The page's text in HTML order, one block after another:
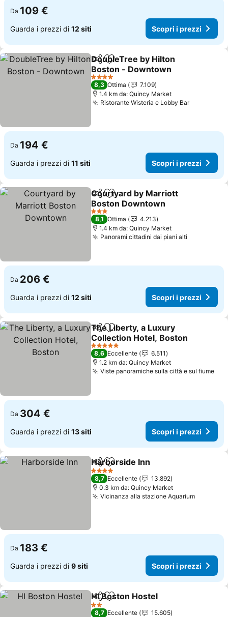
Da 109 €
Guarda i prezzi di 12 siti Scopri i prezzi
CondividiAggiungi ai preferiti
DoubleTree by Hilton
Boston - Downtown
4 Stelle
8,3 Ottima
7.109
1.4 km da: Quincy Market
Ristorante Wisteria e Lobby Bar
Da 194 €
Guarda i prezzi di 11 siti Scopri i prezzi
CondividiAggiungi ai preferiti
Courtyard by Marriott
Boston Downtown
3 Stelle
8,1 Ottima
4.213
1.4 km da: Quincy Market
Panorami cittadini dai piani alti
Da 206 €
Guarda i prezzi di 12 siti Scopri i prezzi
CondividiAggiungi ai preferiti
The Liberty, a Luxury
Collection Hotel, Boston
5 Stelle
8,6 Eccellente
6.511
1.2 km da: Quincy Market
Viste panoramiche sulla città e sul fiume
Da 304 €
Guarda i prezzi di 13 siti Scopri i prezzi
CondividiAggiungi ai preferiti
Harborside Inn
4 Stelle
8,7 Eccellente
13.892
0.3 km da: Quincy Market
Vicinanza alla stazione Aquarium
Da 183 €
Guarda i prezzi di 9 siti Scopri i prezzi
CondividiAggiungi ai preferiti
HI Boston Hostel
2 Stelle
8,7 Eccellente
15.605